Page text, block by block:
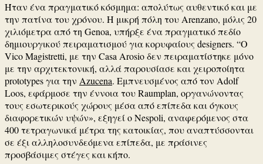
Ήταν ένα πραγματικό κόσμημα: απολύτως αυθεντικό και με
την πατίνα του χρόνου. Η μικρή πόλη τουArenzano, μόλις 20
χιλιόμετρα από τη Genoa, υπήρξε ένα πραγματικό πεδίο
δημιουργικού πειραματισμού για κορυφαίους designers. “Ο
Vico Magistretti, με την Casa Arosioδεν πειραματίστηκε μόνο
με την αρχιτεκτονική, αλλά παρουσίασε και χειροποίητα
prototypes για την Azucena. Εμπνευσμένος από τον Adolf
Loos, εφάρμοσε την έννοια του Raumplan, οργανώνοντας
τους εσωτερικούς χώρους μέσα από επίπεδα και όγκους
διαφορετικών υψών», εξηγεί ο Nespoli, αναφερόμενος στα
400 τετραγωνικά μέτρα της κατοικίας, που αναπτύσσονται
σε έξι αλληλοσυνδεόμενα επίπεδα, με πράσινες
προσβάσιμες στέγες και κήπο.